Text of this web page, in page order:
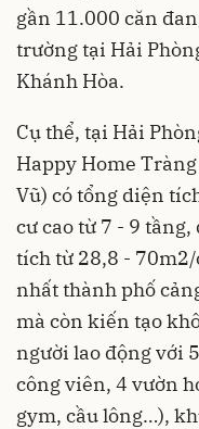
gần 11.000 căn
trường tại Hải
Khánh Hòa.
Cụ thể, tại Hải
Happy Home
Vũ) có tổng diện
cư cao từ 7 - 9
tích từ 28,8 -
nhất thành phố
mà còn kiến tạo
người lao động với
công viên, 4 vườn
gym, cầu lông…),